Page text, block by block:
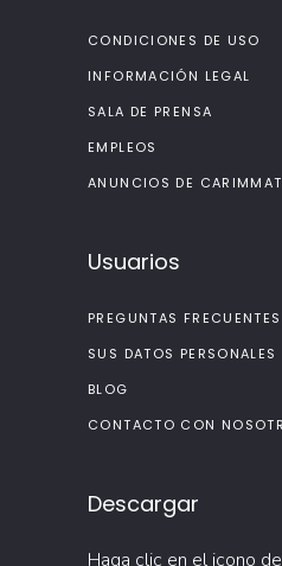
CONDICIONES DE USO
INFORMACIÓN LEGAL
SALA DE PRENSA
EMPLEOS
ANUNCIOS DE CARIMMAT
Usuarios
PREGUNTAS FRECUENTES
SUS DATOS PERSONALES
BLOG
CONTACTO CON
Descargar
Haga clic en el icono